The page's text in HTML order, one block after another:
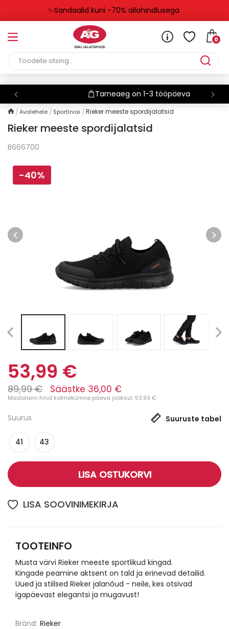
✨Sandaalid kuni -70% allahindlusega
0
Tarneaeg on 1-3 tööpäeva
Avalehele Sportiniai Rieker meeste spordijalatsid
Rieker meeste spordijalatsid
B666700
-40%
53,99 €
89,99 € Säästke 36,00 €
Madalaim hind kolmekümne päeva jooksul: 53.99 €
Suurus Suuruste tabel
41 43
LISA OSTUKORVI
LISA SOOVINIMEKIRJA
TOOTEINFO
Musta värvi Rieker meeste sportlikud kingad.
Kingade peamine aktsent on tald ja erinevad detailid.
Uued ja stiilsed Rieker jalanõud - neile, kes otsivad
igapäevast elegantsi ja mugavust!
Bränd: Rieker